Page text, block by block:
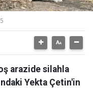
arazide silahla
Yekta Çetin'in